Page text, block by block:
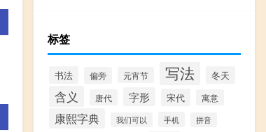
标签
书法 偏旁 元宵节 写法 冬天
含义 唐代 字形 宋代 寓意
康熙字典 我们可以 手机 拼音